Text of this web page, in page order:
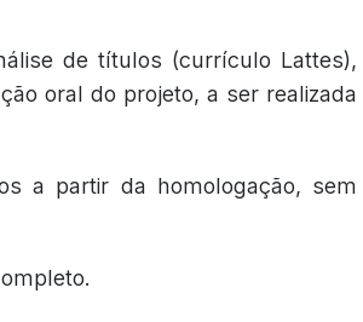
de títulos (currículo Lattes),
oral do projeto, a ser realizada
a partir da homologação, sem